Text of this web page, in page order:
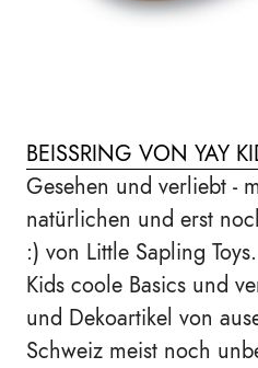
BEISSRING VON YAY
Gesehen und verliebt -
natürlichen und erst
:) von Little Sapling
Kids coole Basics und
und Dekoartikel von
Schweiz meist noch